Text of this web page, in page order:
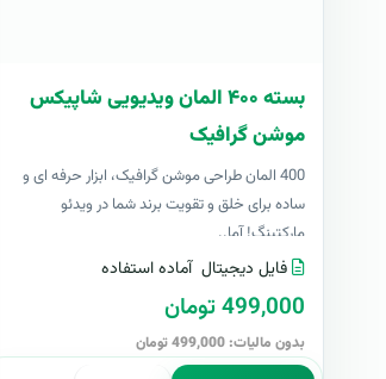
بسته ۴۰۰ المان ویدیویی شاپیکس
موشن گرافیک
400 المان طراحی موشن گرافیک، ابزار حرفه ای و
ساده برای خلق و تقویت برند شما در ویدئو
مارکتینگ! آما..
فایل دیجیتال آماده استفاده
499,000 تومان
بدون مالیات: 499,000 تومان